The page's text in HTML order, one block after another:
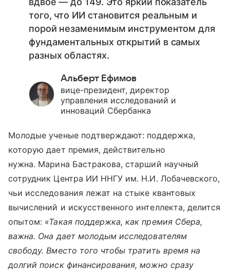
того, что ИИ становится реальным и
порой незаменимым инструментом для
фундаментальных открытий в самых
разных областях.
Альберт Ефимов
вице-президент, директор
управления исследований и
инноваций Сбербанка
Молодые ученые подтверждают: поддержка,
которую дает премия, действительно
нужна. Марина Бастракова, старший научный
сотрудник Центра ИИ ННГУ им. Н.И. Лобачевского,
чьи исследования лежат на стыке квантовых
вычислений и искусственного интеллекта, делится
опытом: «Такая поддержка, как премия Сбера,
важна. Она дает молодым исследователям
свободу. Вместо того чтобы тратить время на
долгий поиск финансирования, можно сразу